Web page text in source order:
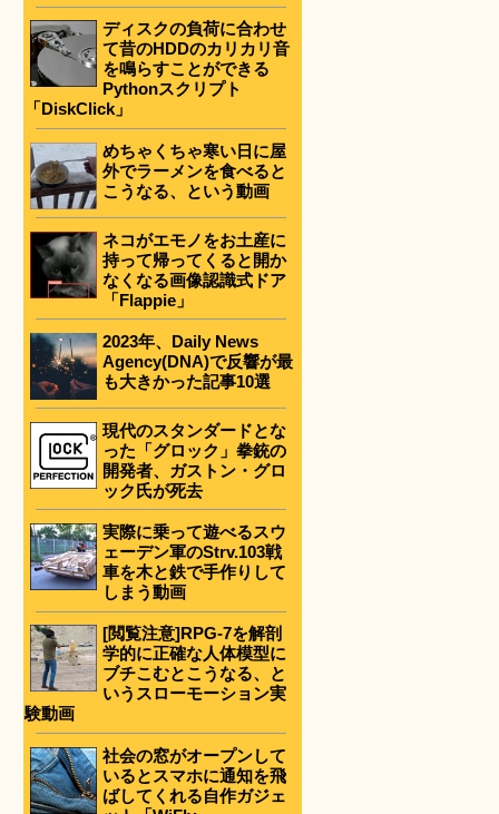
ディスクの負荷に合わせ
て昔のHDDのカリカリ音
を鳴らすことができる
Pythonスクリプト
「DiskClick」
めちゃくちゃ寒い日に屋
外でラーメンを食べると
こうなる、という動画
ネコがエモノをお土産に
持って帰ってくると開か
なくなる画像認識式ドア
「Flappie」
2023年、Daily News
Agency(DNA)で反響が最
も大きかった記事10選
現代のスタンダードとな
った「グロック」拳銃の
開発者、ガストン・グロ
ック氏が死去
実際に乗って遊べるスウ
ェーデン軍のStrv.103戦
車を木と鉄で手作りして
しまう動画
[閲覧注意]RPG-7を解剖
学的に正確な人体模型に
ブチこむとこうなる、と
いうスローモーション実
験動画
社会の窓がオープンして
いるとスマホに通知を飛
ばしてくれる自作ガジェ